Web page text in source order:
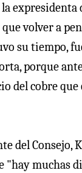
expresidenta
volver a
su tiempo,
porque
del cobre que
del Consejo,
"hay muchas